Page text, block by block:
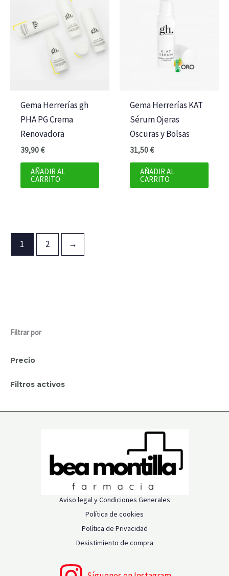
Filtrar por
Precio
Filtros activos
Gema Herrerías gh
PHA PG Crema
Renovadora
39,90€
AÑADIR AL
CARRITO
Gema Herrerías KAT
Sérum Ojeras
Oscuras y Bolsas
31,50€
AÑADIR AL
CARRITO
1 2 →
Aviso legal y Condiciones Generales
Política de cookies
Política de Privacidad
Desistimiento de compra